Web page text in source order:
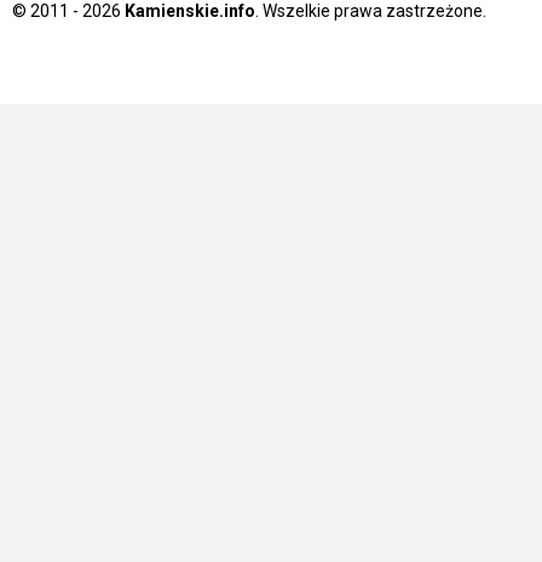
© 2011 - 2026 Kamienskie.info . Wszelkie prawa zastrzeżone.